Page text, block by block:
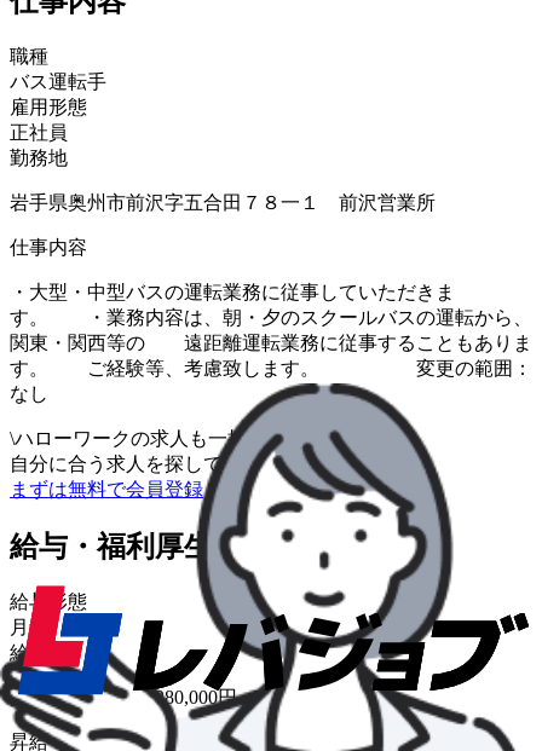
職種
バス運転手
雇用形態
正社員
勤務地
岩手県奥州市前沢字五合田７８一１ 前沢営業所
仕事内容
・大型・中型バスの運転業務に従事していただきま
す。 ・業務内容は、朝・夕のスクールバスの運転から、
関東・関西等の 遠距離運転業務に従事することもありま
す。 ご経験等、考慮致します。 変更の範囲：
なし
\ハローワークの求人も一括管理
自分に合う求人を探してもらう/
まずは無料で会員登録
給与・福利厚生
給与形態
月給
給与
月給 220,000円〜280,000円
昇給